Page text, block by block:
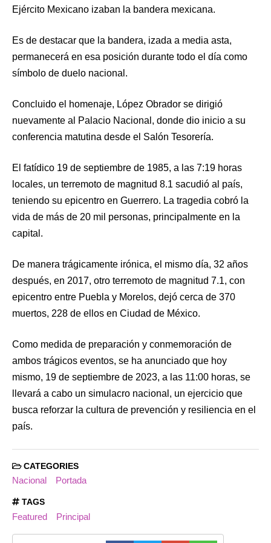
Ejército Mexicano izaban la bandera mexicana.
Es de destacar que la bandera, izada a media asta,
permanecerá en esa posición durante todo el día como
símbolo de duelo nacional.
Concluido el homenaje, López Obrador se dirigió
nuevamente al Palacio Nacional, donde dio inicio a su
conferencia matutina desde el Salón Tesorería.
El fatídico 19 de septiembre de 1985, a las 7:19 horas
locales, un terremoto de magnitud 8.1 sacudió al país,
teniendo su epicentro en Guerrero. La tragedia cobró la
vida de más de 20 mil personas, principalmente en la
capital.
De manera trágicamente irónica, el mismo día, 32 años
después, en 2017, otro terremoto de magnitud 7.1, con
epicentro entre Puebla y Morelos, dejó cerca de 370
muertos, 228 de ellos en Ciudad de México.
Como medida de preparación y conmemoración de
ambos trágicos eventos, se ha anunciado que hoy
mismo, 19 de septiembre de 2023, a las 11:00 horas, se
llevará a cabo un simulacro nacional, un ejercicio que
busca reforzar la cultura de prevención y resiliencia en el
país.
CATEGORIES
Nacional Portada
TAGS
Featured Principal